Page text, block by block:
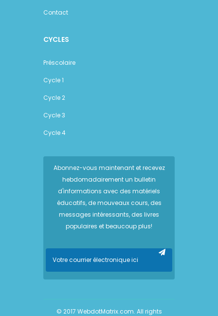
Contact
CYCLES
Préscolaire
Cycle 1
Cycle 2
Cycle 3
Cycle 4
Abonnez-vous maintenant et recevez
hebdomadairement un bulletin
d'informations avec des matériels
éducatifs, de mouveaux cours, des
messages intéressants, des livres
populaires et beaucoup plus!
© 2017 WebdotMatrix.com. All rights